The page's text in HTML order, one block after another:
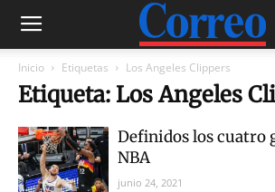
Inicio Etiquetas Los Angeles Clippers
Etiqueta: Los Angeles
Definidos los cuatro
NBA
junio 24, 2021